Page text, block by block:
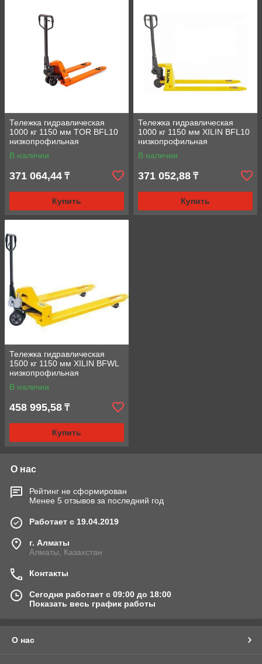
Тележка гидравлическая
1000 кг 1150 мм TOR BFL10
низкопрофильная
(полиуретановые колеса)
В наличии
371 064,44 ₸
Купить
Тележка гидравлическая
1000 кг 1150 мм XILIN BFL10
низкопрофильная
(полиуретановые колеса)
В наличии
371 052,88 ₸
Купить
Тележка гидравлическая
1500 кг 1150 мм XILIN BFWL
низкопрофильная
(резиновые колеса)
В наличии
458 995,58 ₸
Купить
О нас
Рейтинг не сформирован
Менее 5 отзывов за последний год
Работает с 19.04.2019
г. Алматы
Алматы, Казахстан
Контакты
Сегодня работает с 09:00 до 18:00
Показать весь график работы
О нас